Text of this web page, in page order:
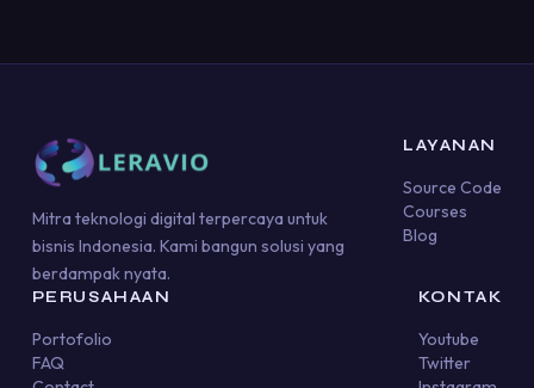
Mitra teknologi digital terpercaya untuk
bisnis Indonesia. Kami bangun solusi yang
berdampak nyata.
LAYANAN
Source Code
Courses
Blog
PERUSAHAAN
Portofolio
FAQ
KONTAK
Youtube
Twitter